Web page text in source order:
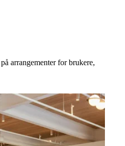
arrangementer for brukere,